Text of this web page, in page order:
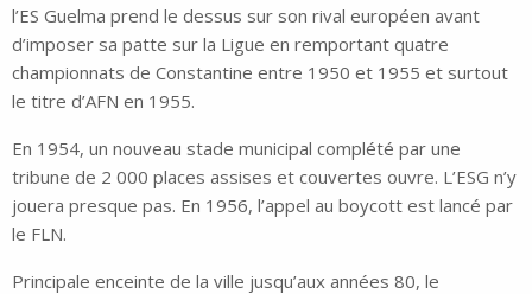
l’ES Guelma prend le dessus sur son rival européen avant
d’imposer sa patte sur la Ligue en remportant quatre
championnats de Constantine entre 1950 et 1955 et surtout
le titre d’AFN en 1955.
En 1954, un nouveau stade municipal complété par une
tribune de 2 000 places assises et couvertes ouvre. L’ESG n’y
jouera presque pas. En 1956, l’appel au boycott est lancé par
le FLN.
Principale enceinte de la ville jusqu’aux années 80, le